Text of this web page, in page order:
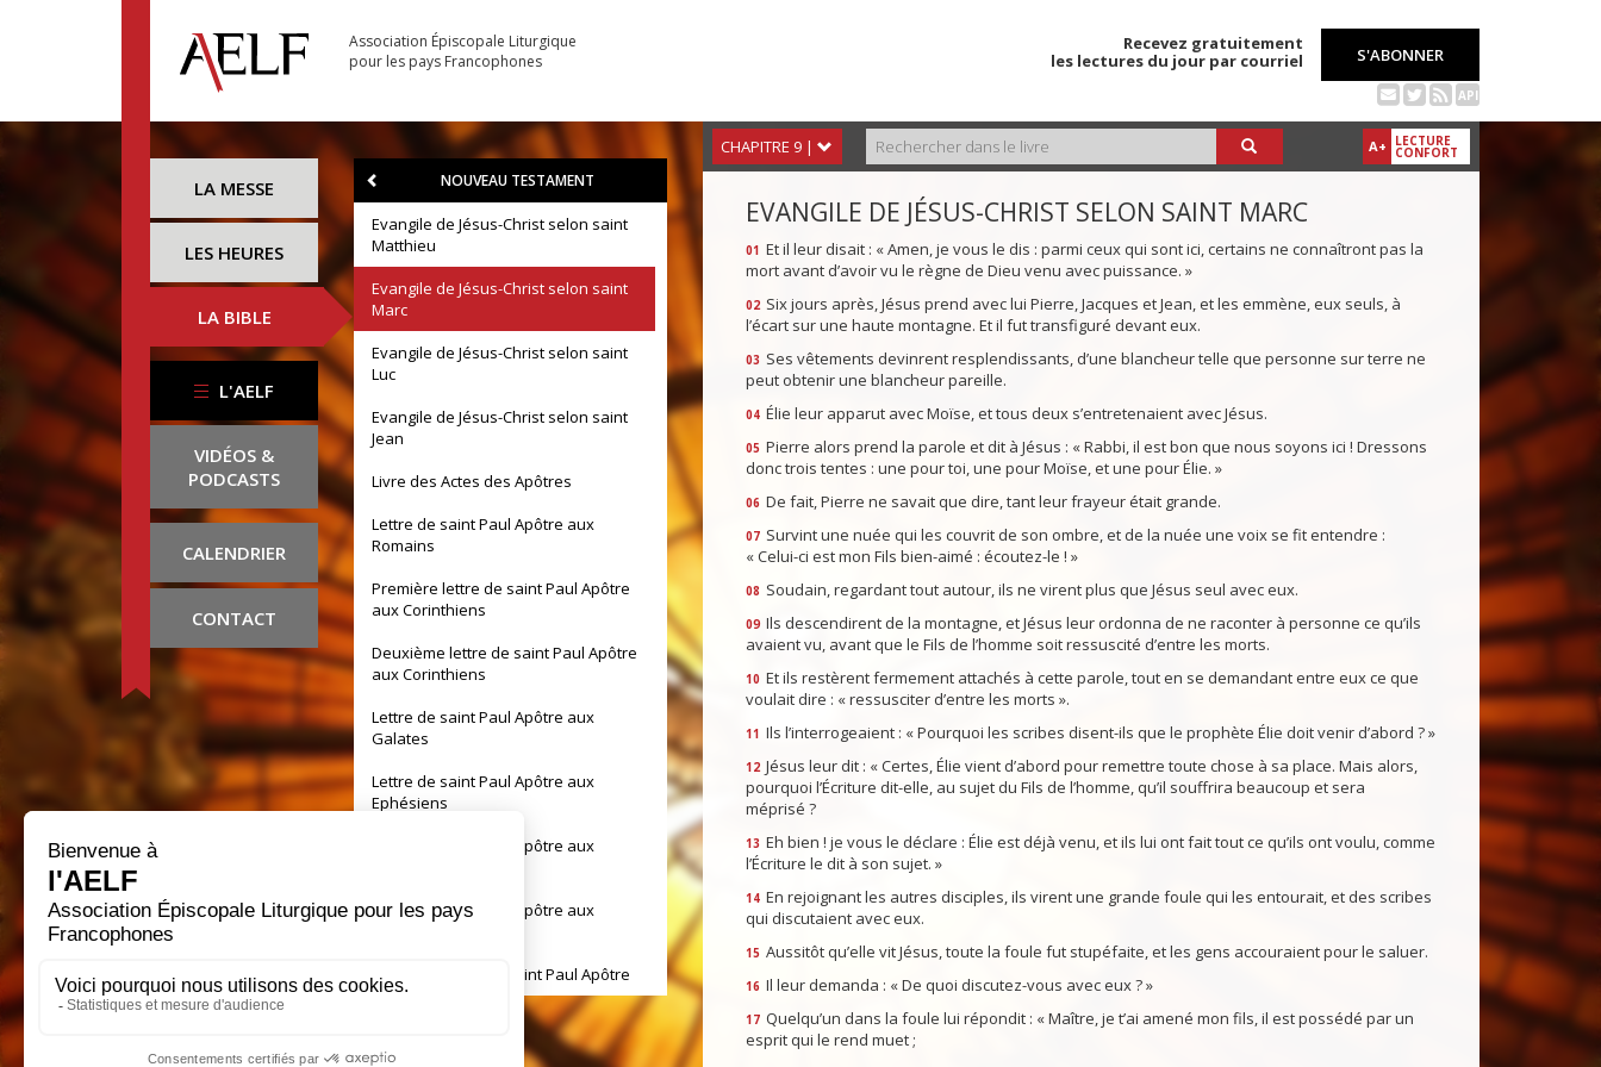
Association Épiscopale Liturgique
pour les pays Francophones
Recevez gratuitement
les lectures du jour par courriel
S'ABONNER
API
LA MESSE
LES HEURES
LA BIBLE
L'AELF
VIDÉOS &
PODCASTS
CALENDRIER
CONTACT
NOUVEAU TESTAMENT
Evangile de Jésus-Christ selon saint
Matthieu
Evangile de Jésus-Christ selon saint
Marc
Evangile de Jésus-Christ selon saint
Luc
Evangile de Jésus-Christ selon saint
Jean
Livre des Actes des Apôtres
Lettre de saint Paul Apôtre aux
Romains
Première lettre de saint Paul Apôtre
aux Corinthiens
Deuxième lettre de saint Paul Apôtre
aux Corinthiens
Lettre de saint Paul Apôtre aux
Galates
Lettre de saint Paul Apôtre aux
Ephésiens
Lettre de saint Paul Apôtre aux
Lettre de saint Paul Apôtre aux
Première lettre de saint Paul Apôtre
aux Thessaloniciens
Deuxième lettre de saint Paul Apôtre
aux Thessaloniciens
A+ LECTURE
CONFORT
CHAPITRE 9 |
EVANGILE DE JÉSUS-CHRIST SELON SAINT MARC
01
Et il leur disait : « Amen, je vous le dis : parmi ceux qui sont ici, certains ne connaîtront pas la
mort avant d’avoir vu le règne de Dieu venu avec puissance. »
02 Six jours après, Jésus prend avec lui Pierre, Jacques et Jean, et les emmène, eux seuls, à
l’écart sur une haute montagne. Et il fut transfiguré devant eux.
03 Ses vêtements devinrent resplendissants, d’une blancheur telle que personne sur terre ne
peut obtenir une blancheur pareille.
04 Élie leur apparut avec Moïse, et tous deux s’entretenaient avec Jésus.
05 Pierre alors prend la parole et dit à Jésus : « Rabbi, il est bon que nous soyons ici ! Dressons
donc trois tentes : une pour toi, une pour Moïse, et une pour Élie. »
06 De fait, Pierre ne savait que dire, tant leur frayeur était grande.
07 Survint une nuée qui les couvrit de son ombre, et de la nuée une voix se fit entendre :
« Celui-ci est mon Fils bien-aimé : écoutez-le ! »
08 Soudain, regardant tout autour, ils ne virent plus que Jésus seul avec eux.
09 Ils descendirent de la montagne, et Jésus leur ordonna de ne raconter à personne ce qu’ils
avaient vu, avant que le Fils de l’homme soit ressuscité d’entre les morts.
10 Et ils restèrent fermement attachés à cette parole, tout en se demandant entre eux ce que
voulait dire : « ressusciter d’entre les morts ».
11 Ils l’interrogeaient : « Pourquoi les scribes disent-ils que le prophète Élie doit venir d’abord ? »
12 Jésus leur dit : « Certes, Élie vient d’abord pour remettre toute chose à sa place. Mais alors,
pourquoi l’Écriture dit-elle, au sujet du Fils de l’homme, qu’il souffrira beaucoup et sera
méprisé ?
13 Eh bien ! je vous le déclare : Élie est déjà venu, et ils lui ont fait tout ce qu’ils ont voulu, comme
l’Écriture le dit à son sujet. »
14 En rejoignant les autres disciples, ils virent une grande foule qui les entourait, et des scribes
qui discutaient avec eux.
15 Aussitôt qu’elle vit Jésus, toute la foule fut stupéfaite, et les gens accouraient pour le saluer.
16 Il leur demanda : « De quoi discutez-vous avec eux ? »
17 Quelqu’un dans la foule lui répondit : « Maître, je t’ai amené mon fils, il est possédé par un
esprit qui le rend muet ;